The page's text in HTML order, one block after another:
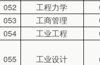
052 工程力学
053 工商管理
054 工业工程
055 工业设计